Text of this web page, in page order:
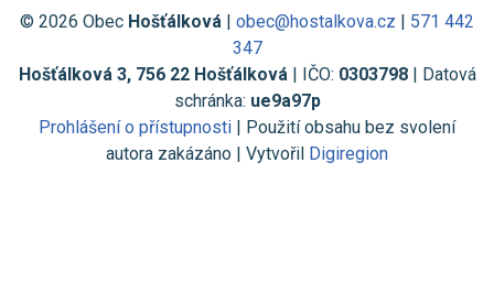
© 2026 Obec Hošťálková obec@hostalkova.cz
571 442
347
Hošťálková 3, 756 22 Hošťálková| IČO: 0303798| Datová
schránka: ue9a97p
Prohlášení o přístupnosti | Použití obsahu bez svolení
autora zakázáno | Vytvořil Digiregion